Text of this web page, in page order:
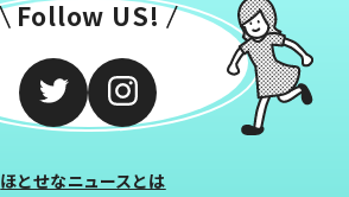
Follow US!
ほとせなニュースとは